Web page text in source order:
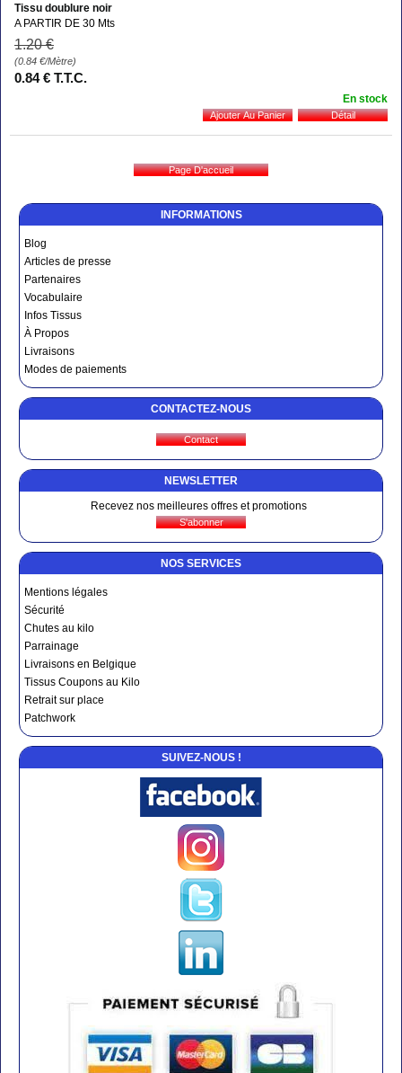
INFORMATIONS
Blog
Articles de presse
Partenaires
Vocabulaire
Infos Tissus
À Propos
Livraisons
Modes de paiements
CONTACTEZ-NOUS
NEWSLETTER
Recevez nos meilleures offres et promotions
NOS SERVICES
Mentions légales
Sécurité
Chutes au kilo
Parrainage
Livraisons en Belgique
Tissus Coupons au Kilo
Retrait sur place
Patchwork
SUIVEZ-NOUS !
Tissu doublure noir
A PARTIR DE 30 Mts
1.20 €
(0.84 €/Mètre)
0.84 € T.T.C.
En stock